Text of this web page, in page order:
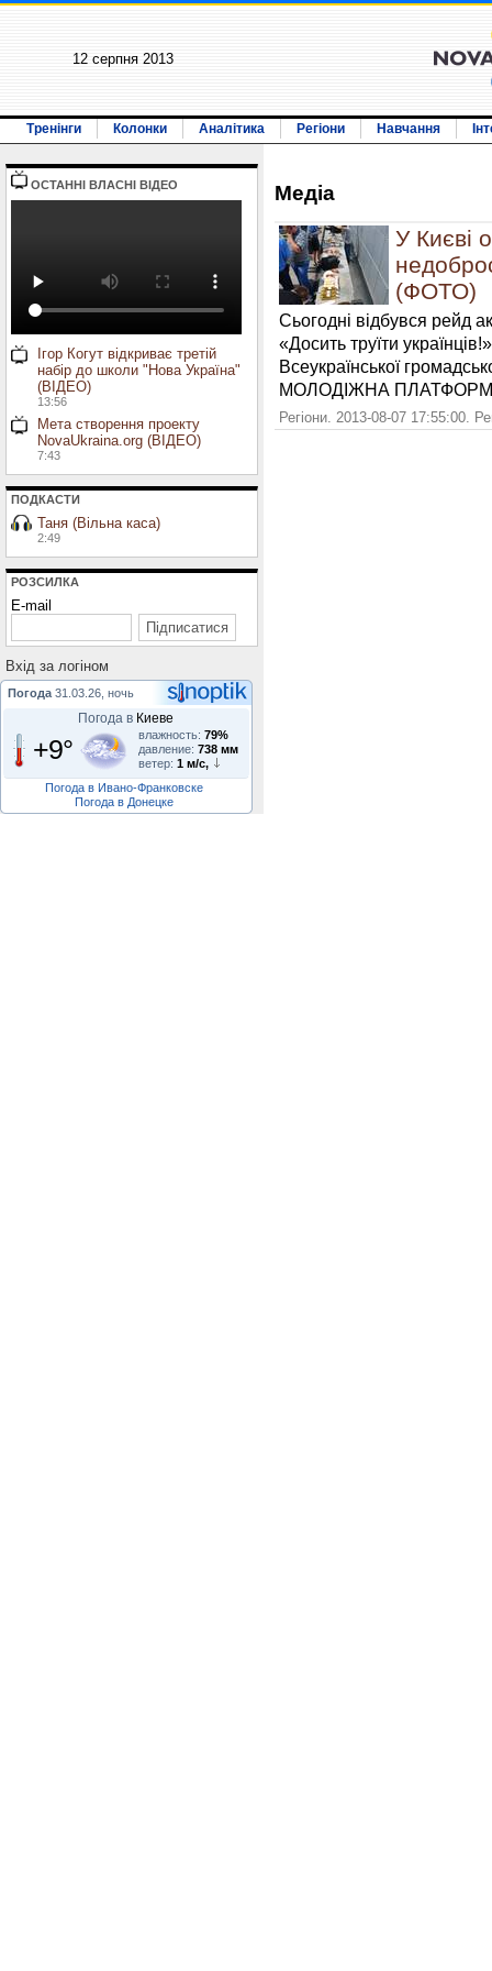
12 серпня 2013
Тренінги Колонки Аналітика Регіони Навчання
ОСТАННI ВЛАСНI ВIДЕО
Ігор Когут відкриває третій
набір до школи "Нова Україна"
(ВІДЕО)
13:56
Мета створення проекту
NovaUkraina.org (ВІДЕО)
7:43
ПОДКАСТИ
Таня (Вільна каса)
2:49
РОЗСИЛКА
E-mail
Вхiд за логiном
Погода 31.03.26, ночь
Погода в Киеве
+9° влажность: 79%
давление: 738 мм
ветер: 1 м/с,
Погода в Ивано-Франковске
Погода в Донецке
Медiа
У Києві
(ФОТО)
Сьогодні відбувся рейд
«Досить труїти
Всеукраїнської
МОЛОДІЖНА
Регіони. 2013-08-07 17:55:00.